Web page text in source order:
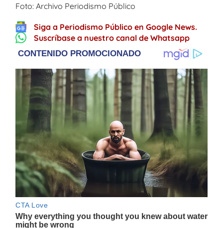
Foto: Archivo Periodismo Público
Siga a Periodismo Público en Google News.
Suscríbase a nuestro canal de Whatsapp